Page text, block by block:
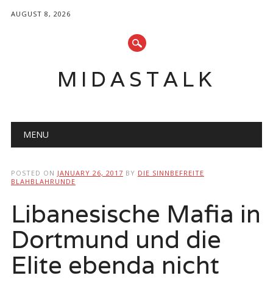
AUGUST 8, 2026
MIDASTALK
Main menu
MENU
POSTED ON JANUARY 26, 2017 BY DIE SINNBEFREITE
BLAHBLAHRUNDE
Libanesische Mafia in
Dortmund und die
Elite ebenda nicht